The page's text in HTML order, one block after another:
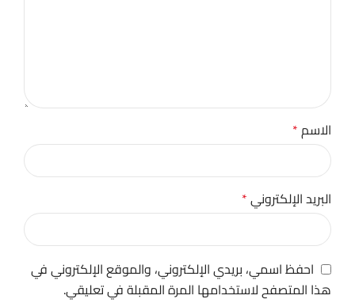
الاسم*
البريد الإلكتروني*
احفظ اسمي، بريدي الإلكتروني، والموقع الإلكتروني في
هذا المتصفح لاستخدامها المرة المقبلة في تعليقي.